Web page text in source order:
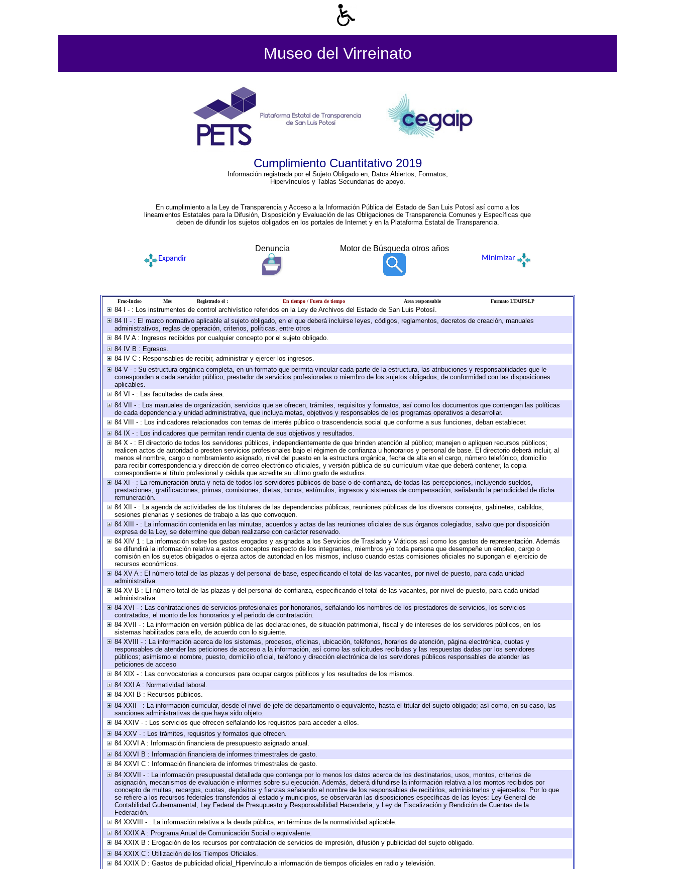
Museo del Virreinato
Cumplimiento Cuantitativo 2019
Información registrada por el Sujeto Obligado en, Datos Abiertos, Formatos,
Hipervínculos y Tablas Secundarias de apoyo.
En cumplimiento a la Ley de Transparencia y Acceso a la Información Pública del Estado de San Luis Potosí así como a los
lineamientos Estatales para la Difusión, Disposición y Evaluación de las Obligaciones de Transparencia Comunes y Específicas que
deben de difundir los sujetos obligados en los portales de Internet y en la Plataforma Estatal de Transparencia.
Denuncia Motor de Búsqueda otros años
Expandir Minimizar
Frac-Inciso Mes Registrado el : En tiempo / Fuera de tiempo Area responsable Formato LTAIPSLP
84 I - : Los instrumentos de control archivístico referidos en la Ley de Archivos del Estado de San Luis Potosí.
84 II - : El marco normativo aplicable al sujeto obligado, en el que deberá incluirse leyes, códigos, reglamentos, decretos de creación, manuales
administrativos, reglas de operación, criterios, políticas, entre otros
84 IV A : Ingresos recibidos por cualquier concepto por el sujeto obligado.
84 IV B : Egresos.
84 IV C : Responsables de recibir, administrar y ejercer los ingresos.
84 V - : Su estructura orgánica completa, en un formato que permita vincular cada parte de la estructura, las atribuciones y responsabilidades que le
corresponden a cada servidor público, prestador de servicios profesionales o miembro de los sujetos obligados, de conformidad con las disposiciones
aplicables.
84 VI - : Las facultades de cada área.
84 VII - : Los manuales de organización, servicios que se ofrecen, trámites, requisitos y formatos, así como los documentos que contengan las políticas
de cada dependencia y unidad administrativa, que incluya metas, objetivos y responsables de los programas operativos a desarrollar.
84 VIII - : Los indicadores relacionados con temas de interés público o trascendencia social que conforme a sus funciones, deban establecer.
84 IX - : Los indicadores que permitan rendir cuenta de sus objetivos y resultados.
84 X - : El directorio de todos los servidores públicos, independientemente de que brinden atención al público; manejen o apliquen recursos públicos;
realicen actos de autoridad o presten servicios profesionales bajo el régimen de confianza u honorarios y personal de base. El directorio deberá incluir, al
menos el nombre, cargo o nombramiento asignado, nivel del puesto en la estructura orgánica, fecha de alta en el cargo, número telefónico, domicilio
para recibir correspondencia y dirección de correo electrónico oficiales, y versión pública de su currículum vitae que deberá contener, la copia
correspondiente al título profesional y cédula que acredite su ultimo grado de estudios.
84 XI - : La remuneración bruta y neta de todos los servidores públicos de base o de confianza, de todas las percepciones, incluyendo sueldos,
prestaciones, gratificaciones, primas, comisiones, dietas, bonos, estímulos, ingresos y sistemas de compensación, señalando la periodicidad de dicha
remuneración.
84 XII - : La agenda de actividades de los titulares de las dependencias públicas, reuniones públicas de los diversos consejos, gabinetes, cabildos,
sesiones plenarias y sesiones de trabajo a las que convoquen.
84 XIII - : La información contenida en las minutas, acuerdos y actas de las reuniones oficiales de sus órganos colegiados, salvo que por disposición
expresa de la Ley, se determine que deban realizarse con carácter reservado.
84 XIV 1 : La información sobre los gastos erogados y asignados a los Servicios de Traslado y Viáticos así como los gastos de representación. Además
se difundirá la información relativa a estos conceptos respecto de los integrantes, miembros y/o toda persona que desempeñe un empleo, cargo o
comisión en los sujetos obligados o ejerza actos de autoridad en los mismos, incluso cuando estas comisiones oficiales no supongan el ejercicio de
recursos económicos.
84 XV A : El número total de las plazas y del personal de base, especificando el total de las vacantes, por nivel de puesto, para cada unidad
administrativa.
84 XV B : El número total de las plazas y del personal de confianza, especificando el total de las vacantes, por nivel de puesto, para cada unidad
administrativa.
84 XVI - : Las contrataciones de servicios profesionales por honorarios, señalando los nombres de los prestadores de servicios, los servicios
contratados, el monto de los honorarios y el periodo de contratación.
84 XVII - : La información en versión pública de las declaraciones, de situación patrimonial, fiscal y de intereses de los servidores públicos, en los
sistemas habilitados para ello, de acuerdo con lo siguiente.
84 XVIII - : La información acerca de los sistemas, procesos, oficinas, ubicación, teléfonos, horarios de atención, página electrónica, cuotas y
responsables de atender las peticiones de acceso a la información, así como las solicitudes recibidas y las respuestas dadas por los servidores
públicos; asimismo el nombre, puesto, domicilio oficial, teléfono y dirección electrónica de los servidores públicos responsables de atender las
peticiones de acceso
84 XIX - : Las convocatorias a concursos para ocupar cargos públicos y los resultados de los mismos.
84 XXI A : Normatividad laboral.
84 XXI B : Recursos públicos.
84 XXII - : La información curricular, desde el nivel de jefe de departamento o equivalente, hasta el titular del sujeto obligado; así como, en su caso, las
sanciones administrativas de que haya sido objeto.
84 XXIV - : Los servicios que ofrecen señalando los requisitos para acceder a ellos.
84 XXV - : Los trámites, requisitos y formatos que ofrecen.
84 XXVI A : Información financiera de presupuesto asignado anual.
84 XXVI B : Información financiera de informes trimestrales de gasto.
84 XXVI C : Información financiera de informes trimestrales de gasto.
84 XXVII - : La información presupuestal detallada que contenga por lo menos los datos acerca de los destinatarios, usos, montos, criterios de
asignación, mecanismos de evaluación e informes sobre su ejecución. Además, deberá difundirse la información relativa a los montos recibidos por
concepto de multas, recargos, cuotas, depósitos y fianzas señalando el nombre de los responsables de recibirlos, administrarlos y ejercerlos. Por lo que
se refiere a los recursos federales transferidos al estado y municipios, se observarán las disposiciones específicas de las leyes: Ley General de
Contabilidad Gubernamental, Ley Federal de Presupuesto y Responsabilidad Hacendaria, y Ley de Fiscalización y Rendición de Cuentas de la
Federación.
84 XXVIII - : La información relativa a la deuda pública, en términos de la normatividad aplicable.
84 XXIX A : Programa Anual de Comunicación Social o equivalente.
84 XXIX B : Erogación de los recursos por contratación de servicios de impresión, difusión y publicidad del sujeto obligado.
84 XXIX C : Utilización de los Tiempos Oficiales.
84 XXIX D : Gastos de publicidad oficial_Hipervínculo a información de tiempos oficiales en radio y televisión.